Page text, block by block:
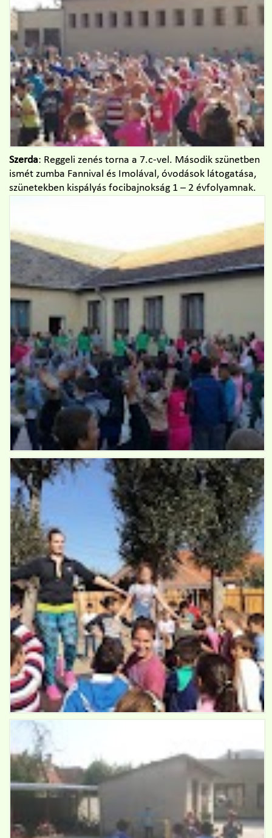
Szerda: Reggeli zenés torna a 7.c-vel. Második szünetben
ismét zumba Fannival és Imolával, óvodások látogatása,
szünetekben kispályás focibajnokság 1 – 2 évfolyamnak.